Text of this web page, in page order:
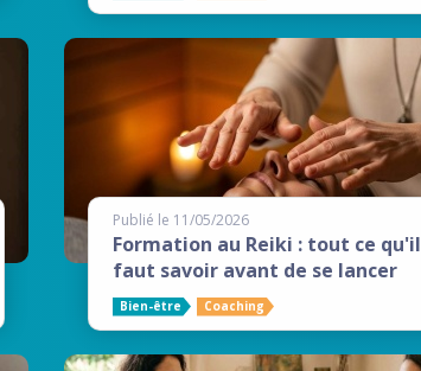
Publié le 11/05/2026
Formation au Reiki : tout ce qu'il
faut savoir avant de se lancer
Bien-être Coaching